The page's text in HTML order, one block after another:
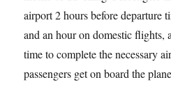
airport 2 hours before departure
and an hour on domestic flights,
time to complete the necessary
passengers get on board the